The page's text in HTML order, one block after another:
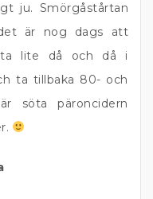
ju. Smörgåstårtan
är nog dags att
lite då och då i
ta tillbaka 80- och
söta päroncidern